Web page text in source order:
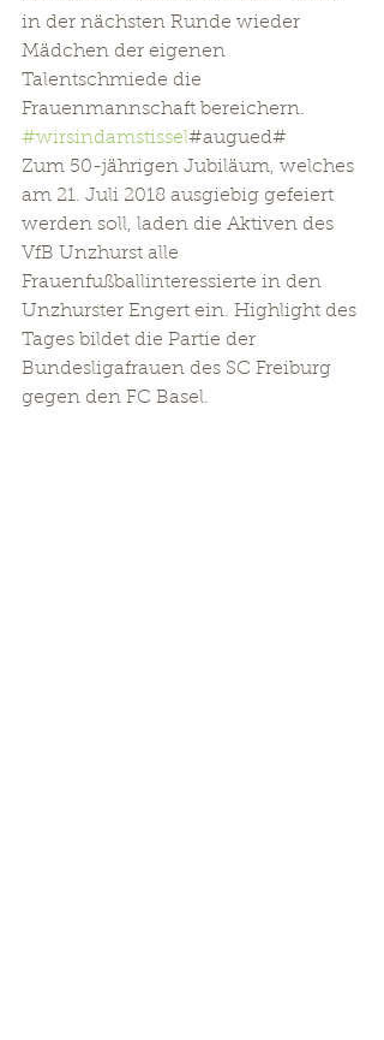
in der nächsten Runde wieder
Mädchen der eigenen
Talentschmiede die
Frauenmannschaft bereichern.
#wirsindamstissel#augued#
Zum 50-jährigen Jubiläum, welches
am 21. Juli 2018 ausgiebig gefeiert
werden soll, laden die Aktiven des
VfB Unzhurst alle
Frauenfußballinteressierte in den
Unzhurster Engert ein. Highlight des
Tages bildet die Partie der
Bundesligafrauen des SC Freiburg
gegen den FC Basel.